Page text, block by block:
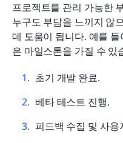
프로젝트를 관리 가능한
누구도 부담을 느끼지 않
데 도움이 됩니다. 예를
은 마일스톤을 가질 수 있
초기 개발 완료.
베타 테스트 진행.
피드백 수집 및 사